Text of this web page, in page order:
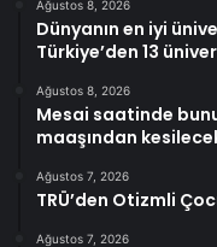
Ağustos 8, 2026
Dünyanın en iyi
Türkiye’den 13
Ağustos 8, 2026
Mesai saatinde
maaşından
Ağustos 7, 2026
TRÜ’den Otizmli
Ağustos 7, 2026